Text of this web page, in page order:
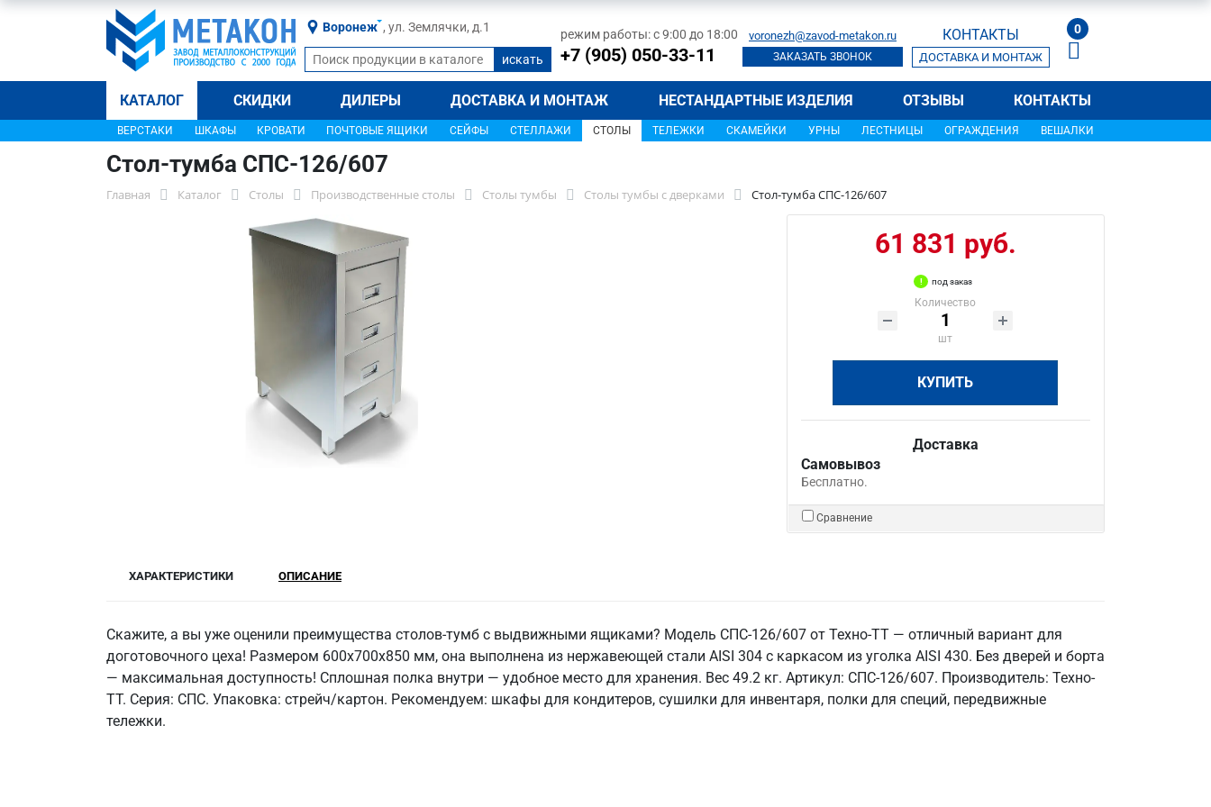
Воронеж , ул. Землячки, д.1 режим работы: с 9:00 до 18:00
+7 (905) 050-33-11
voronezh@zavod-metakon.ru
ЗАКАЗАТЬ ЗВОНОК
КОНТАКТЫ
ДОСТАВКА И МОНТАЖ
0
КАТАЛОГ СКИДКИ ДИЛЕРЫ ДОСТАВКА И МОНТАЖ НЕСТАНДАРТНЫЕ ИЗДЕЛИЯ ОТЗЫВЫ КОНТАКТЫ
ВЕРСТАКИ ШКАФЫ КРОВАТИ ПОЧТОВЫЕ ЯЩИКИ СЕЙФЫ СТЕЛЛАЖИ СТОЛЫ ТЕЛЕЖКИ СКАМЕЙКИ УРНЫ ЛЕСТНИЦЫ ОГРАЖДЕНИЯ ВЕШАЛКИ
Стол-тумба СПС-126/607
Главная Каталог Столы Производственные столы Столы тумбы Столы тумбы с дверками Стол-тумба СПС-126/607
61 831 руб.
под заказ
Количество
шт
КУПИТЬ
Доставка
Самовывоз
Бесплатно.
Сравнение
ХАРАКТЕРИСТИКИ ОПИСАНИЕ
Скажите, а вы уже оценили преимущества столов-тумб с выдвижными ящиками? Модель СПС-126/607 от Техно-ТТ — отличный вариант для
доготовочного цеха! Размером 600x700x850 мм, она выполнена из нержавеющей стали AISI 304 с каркасом из уголка AISI 430. Без дверей и борта
— максимальная доступность! Сплошная полка внутри — удобное место для хранения. Вес 49.2 кг. Артикул: СПС-126/607. Производитель: Техно-
ТТ. Серия: СПС. Упаковка: стрейч/картон. Рекомендуем: шкафы для кондитеров, сушилки для инвентаря, полки для специй, передвижные
тележки.